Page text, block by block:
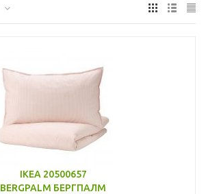
IKEA 20500657
BERGPALM БЕРГПАЛМ